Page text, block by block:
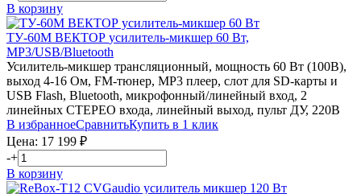
В корзину
ТУ-60М ВЕКТОР усилитель-микшер 60 Вт,
MP3/USB/Bluetooth
Усилитель-микшер трансляционный, мощность 60 Вт (100В),
выход 4-16 Ом, FM-тюнер, MP3 плеер, слот для SD-карты и
USB Flash, Bluetooth, микрофонный/линейный вход, 2
линейных СТЕРЕО входа, линейный выход, пульт ДУ, 220В
В избранноеСравнитьКупить в 1 клик
Цена: 17 199 ₽
-+
В корзину